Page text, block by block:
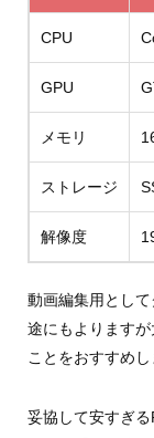
CPU
GPU
メモリ
ストレージ
解像度
動画編集用とし
途にもよります
ことをおすすめし
妥協して安すぎ